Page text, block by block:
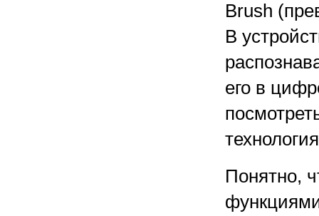
Brush
В
его в
Понятно,